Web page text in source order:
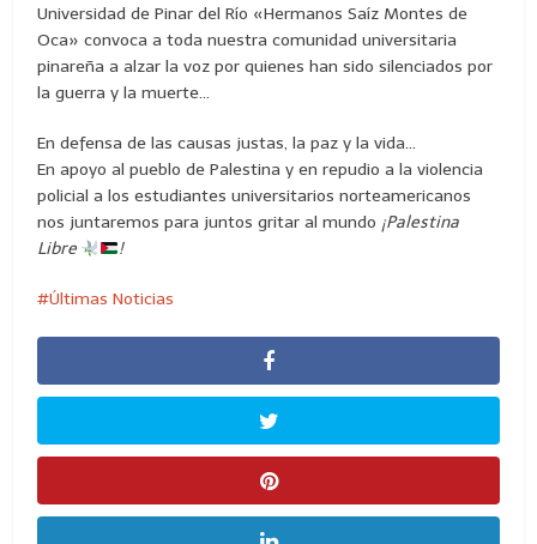
Universidad de Pinar del Río «Hermanos Saíz Montes de
Oca» convoca a toda nuestra comunidad universitaria
pinareña a alzar la voz por quienes han sido silenciados por
la guerra y la muerte…
En defensa de las causas justas, la paz y la vida…
En apoyo al pueblo de Palestina y en repudio a la violencia
policial a los estudiantes universitarios norteamericanos
nos juntaremos para juntos gritar al mundo ¡Palestina
Libre
!
Últimas Noticias